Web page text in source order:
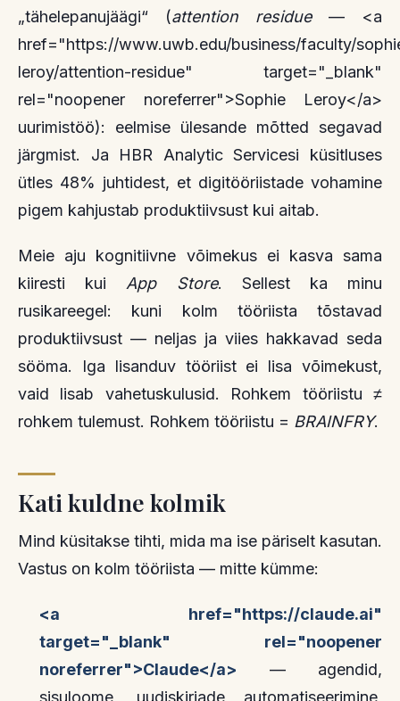
„tähelepanujäägi“ (attention residue— <a
href="https://www.uwb.edu/business/faculty/
leroy/attention-residue" target="_blank"
rel="noopener noreferrer">Sophie Leroy</a>
uurimistöö): eelmise ülesande mõtted segavad
järgmist. Ja HBR Analytic Servicesi küsitluses
ütles 48% juhtidest, et digitööriistade vohamine
pigem kahjustab produktiivsust kui aitab.
Meie aju kognitiivne võimekus ei kasva sama
kiiresti kui App Store. Sellest ka minu
rusikareegel: kuni kolm tööriista tõstavad
produktiivsust — neljas ja viies hakkavad seda
sööma. Iga lisanduv tööriist ei lisa võimekust,
vaid lisab vahetuskulusid. Rohkem tööriistu ≠
rohkem tulemust. Rohkem tööriistu = BRAINFRY.
Kati kuldne kolmik
Mind küsitakse tihti, mida ma ise päriselt kasutan.
Vastus on kolm tööriista — mitte kümme:
<a href="https://claude.ai"
target="_blank" rel="noopener
noreferrer">Claude</a> — agendid,
sisuloome, uudiskirjade automatiseerimine,